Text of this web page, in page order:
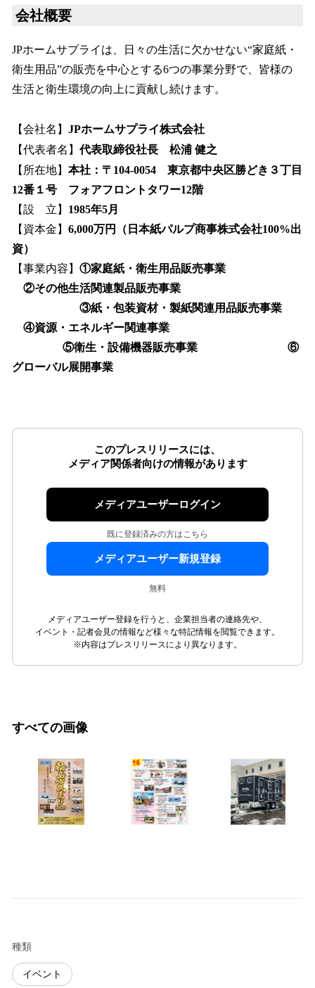
会社概要
JPホームサプライは、日々の生活に欠かせない“家庭紙・
衛生用品”の販売を中心とする6つの事業分野で、皆様の
生活と衛生環境の向上に貢献し続けます。
【会社名】 JPホームサプライ株式会社
【代表者名】代表取締役社長 松浦 健之
【所在地】 本社：〒104-0054 東京都中央区勝どき３丁目
12番１号 フォアフロントタワー12階
【設 立】 1985年5月
【資本金】 6,000万円（日本紙パルプ商事株式会社100%出
資）
【事業内容】 ①家庭紙・衛生用品販売事業
②その他生活関連製品販売事業
③紙・包装資材・製紙関連用品販売事業
④資源・エネルギー関連事業
⑤衛生・設備機器販売事業 ⑥
グローバル展開事業
このプレスリリースには、
メディア関係者向けの情報があります
メディアユーザーログイン
既に登録済みの方はこちら
メディアユーザー新規登録
無料
メディアユーザー登録を行うと、企業担当者の連絡先や、
イベント・記者会見の情報など様々な特記情報を閲覧できます。
※内容はプレスリリースにより異なります。
すべての画像
種類
イベント